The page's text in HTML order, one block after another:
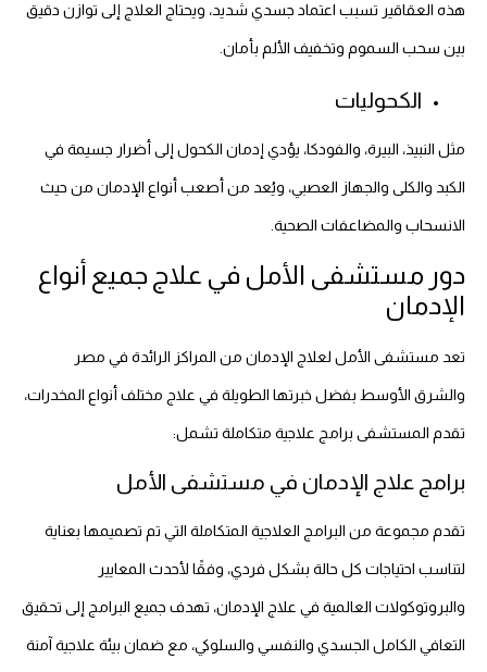
هذه العقاقير تسبب اعتماد جسدي شديد، ويحتاج العلاج إلى توازن دقيق
بين سحب السموم وتخفيف الألم بأمان.
الكحوليات
مثل النبيذ، البيرة، والفودكا، يؤدي إدمان الكحول إلى أضرار جسيمة في
الكبد والكلى والجهاز العصبي، ويُعد من أصعب أنواع الإدمان من حيث
الانسحاب والمضاعفات الصحية.
دور مستشفى الأمل في علاج جميع أنواع
الإدمان
تعد مستشفى الأمل لعلاج الإدمان من المراكز الرائدة في مصر
والشرق الأوسط بفضل خبرتها الطويلة في علاج مختلف أنواع المخدرات،
تقدم المستشفى برامج علاجية متكاملة تشمل:
برامج علاج الإدمان في مستشفى الأمل
تقدم مجموعة من البرامج العلاجية المتكاملة التي تم تصميمها بعناية
لتناسب احتياجات كل حالة بشكل فردي، وفقًا لأحدث المعايير
والبروتوكولات العالمية في علاج الإدمان، تهدف جميع البرامج إلى تحقيق
التعافي الكامل الجسدي والنفسي والسلوكي، مع ضمان بيئة علاجية آمنة